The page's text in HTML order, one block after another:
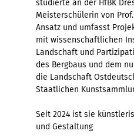
studierte an der HfBK
Meisterschülerin von
Ansatz und umfasst
mit wissenschaftlichen
Landschaft und
des Bergbaus und dem
die Landschaft
Staatlichen
Seit 2024 ist sie
und Gestaltung